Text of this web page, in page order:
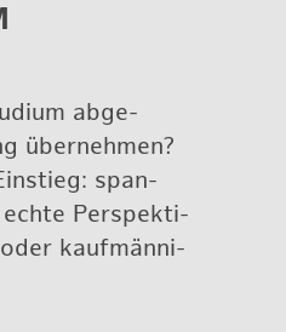
ab­ge­
über­neh­men?
span­
echte Per­spek­ti­
kauf­män­ni­